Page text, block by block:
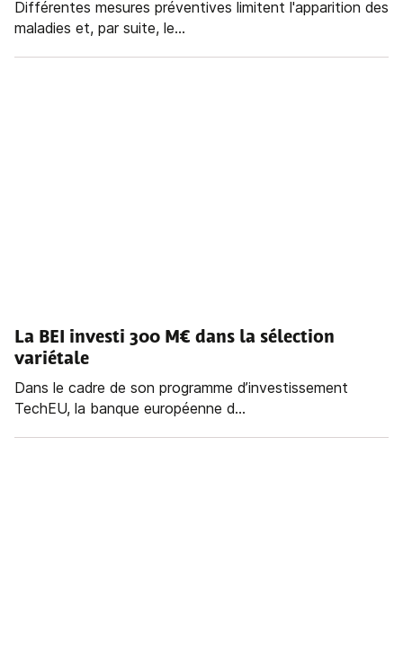
Différentes mesures préventives limitent l'apparition des
maladies et, par suite, le...
La BEI investi 300 M€ dans la sélection
variétale
Dans le cadre de son programme d’investissement
TechEU, la banque européenne d...